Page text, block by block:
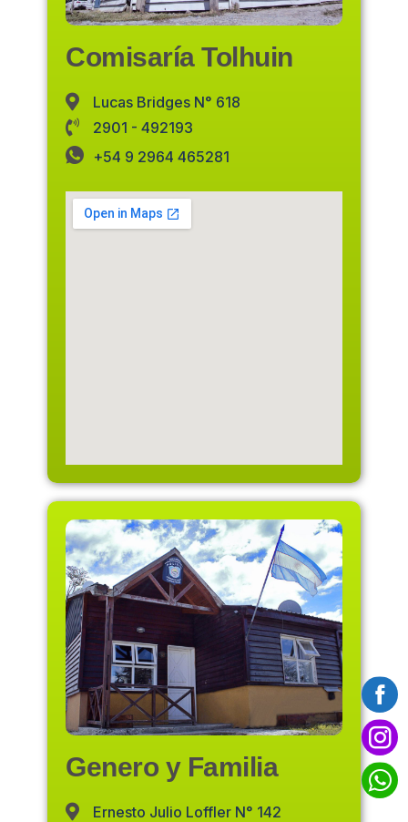
Comisaría Tolhuin
Lucas Bridges N° 618
2901 - 492193
+54 9 2964 465281
Genero y Familia
Ernesto Julio Loffler N° 142